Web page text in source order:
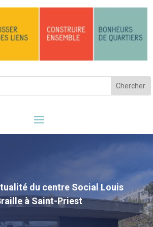
du centre Social Louis
à Saint-Priest